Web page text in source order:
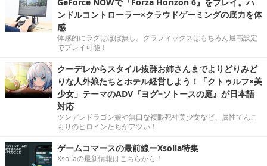
ンドルコントローラー×クラウドゲーミングの底力を体
感
体感的にラグはほぼ無し。グラフィックスはもちろん最高設定
でプレイ可能！
クーデレからスタイル抜群お姉さんまでよりどりみど
りな人外娘たちとホテル経営しよう！「クトゥルフ×美
少女」テーマのADV『ヨグ=ソトースの庭』が日本語
対応
ツンデレドラゴン娘や無口な複眼死神美少女など、属性てんこ
もりのヒロインたちがアツい！
ゲームコマースの最前線ーXsolla特集
Xsollaの最新情報はこちらから！